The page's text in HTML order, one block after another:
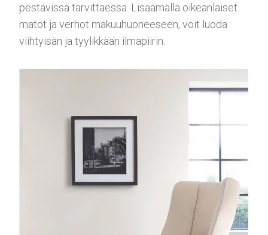
pestävissä tarvittaessa. Lisäämällä oikeanlaiset
matot ja verhot makuuhuoneeseen, voit luoda
viihtyisän ja tyylikkään ilmapiirin.